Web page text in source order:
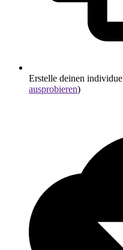
Erstelle deinen
ausprobieren)